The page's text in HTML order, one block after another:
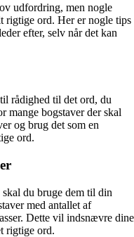
udfordring, men nogle
rigtige ord. Her er nogle tips
efter, selv når det kan
rådighed til det ord, du
mange bogstaver der skal
og brug det som en
ord.
du bruge dem til din
med antallet af
Dette vil indsnævre dine
rigtige ord.